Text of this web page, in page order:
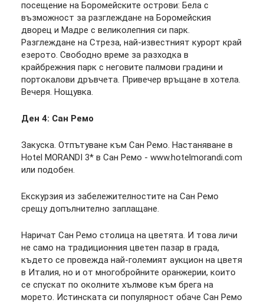
посещение на Боромейските острови: Бела с
възможност за разглеждане на Боромейския
дворец и Мадре с великолепния си парк.
Разглеждане на Стреза, най-известният курорт край
езерото. Свободно време за разходка в
крайбрежния парк с неговите палмови градини и
портокалови дръвчета. Привечер връщане в хотела.
Вечеря. Нощувка.
Ден 4: Сан Ремо
Закуска. Отпътуване към Сан Ремо. Настаняване в
Hotel MORANDI 3* в Сан Ремо - www.hotelmorandi.com
или подобен.
Екскурзия из забележителностите на Сан Ремо
срещу допълнително заплащане.
Наричат Сан Ремо столица на цветята. И това личи
не само на традиционния цветен пазар в града,
където се провежда най-големият аукцион на цветя
в Италия, но и от многобройните оранжерии, които
се спускат по околните хълмове към брега на
морето. Истинската си популярност обаче Сан Ремо